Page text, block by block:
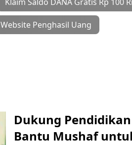
Website Penghasil Uang
Dukung
Bantu Mushaf